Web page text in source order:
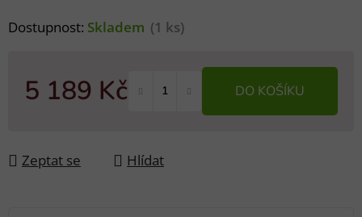
Dostupnost: Skladem (1 ks)
5 189 Kč DO KOŠÍKU
Zeptat se Hlídat